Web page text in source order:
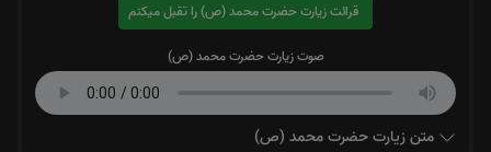
قرائت زیارت حضرت محمد (ص) را تقبل میکنم
صوت زیارت حضرت محمد (ص)
متن زیارت حضرت محمد (ص)